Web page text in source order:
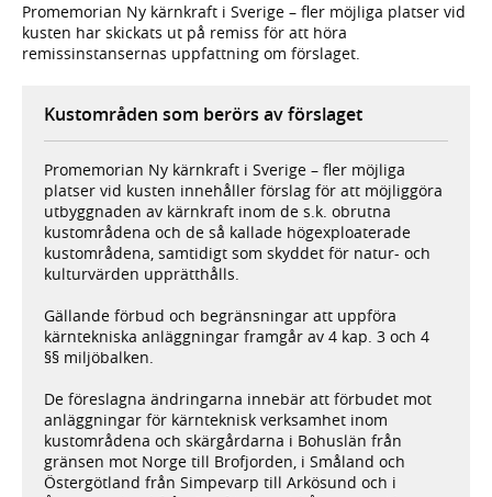
Promemorian Ny kärnkraft i Sverige – fler möjliga platser vid
kusten har skickats ut på remiss för att höra
remissinstansernas uppfattning om förslaget.
Kustområden som berörs av förslaget
Promemorian Ny kärnkraft i Sverige – fler möjliga
platser vid kusten innehåller förslag för att möjliggöra
utbyggnaden av kärnkraft inom de s.k. obrutna
kustområdena och de så kallade högexploaterade
kustområdena, samtidigt som skyddet för natur- och
kulturvärden upprätthålls.
Gällande förbud och begränsningar att uppföra
kärntekniska anläggningar framgår av 4 kap. 3 och 4
§§ miljöbalken.
De föreslagna ändringarna innebär att förbudet mot
anläggningar för kärnteknisk verksamhet inom
kustområdena och skärgårdarna i Bohuslän från
gränsen mot Norge till Brofjorden, i Småland och
Östergötland från Simpevarp till Arkösund och i